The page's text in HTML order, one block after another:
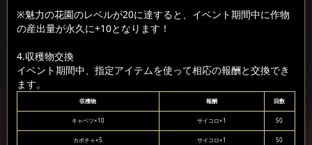
※魅力の花園のレベルが20に達すると、イベント期間中に作物
の産出量が永久に+10となります！
4.収穫物交換
イベント期間中、指定アイテムを使って相応の報酬と交換でき
ます。
収穫物 報酬 回数
キャベツ×10 サイコロ×1 50
カボチャ×5 サイコロ×1 50